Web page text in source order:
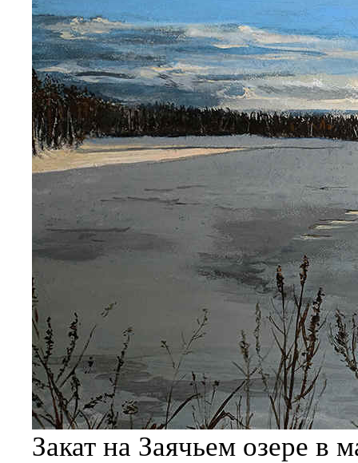
Закат на Заячьем озере в